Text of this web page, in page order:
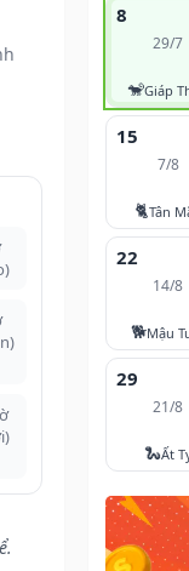
8
29/7
🐒Giáp
15
7/8
🐈Tân
22
14/8
🐕Mậu
29
21/8
🐍Ất